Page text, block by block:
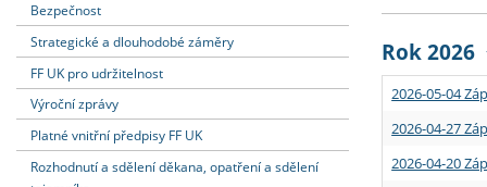
Dozvědět se více Strategie
Podpora
Podat přihlášku Učitelské
Dozvědět se více
Rigorózní
Dozvědět se více
Granty a
Dozvědět se více
Bezpečnost
Strategické a dlouhodobé záměry
FF UK pro udržitelnost
Výroční zprávy
Platné vnitřní předpisy FF UK
Rozhodnutí a sdělení děkana, opatření a sdělení
Rok 2026
2026-05-04
2026-04-27
2026-04-20